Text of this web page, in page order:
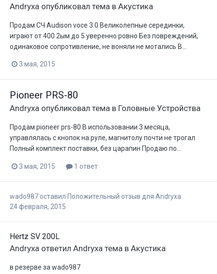
Andryxa опубликовал тема в Акустика
Продам СЧ Audison voce 3.0 Великолепные серединки,
играют от 400 2ым до 5 уверенно ровно Без повреждений,
одинаковое сопротивление, не воняли не мотались В...
3 мая, 2015
Pioneer PRS-80
Andryxa опубликовал тема в Головные Устройства
Продам pioneer prs-80 В использовании 3 месяца,
управлялась с кнопок на руле, магнитолу почти не трогал
Полный комплект поставки, без царапин Продаю по...
3 мая, 2015 1 ответ
wado987 оставил Положительный отзыв для Andryxa
24 февраля, 2015
Hertz SV 200L
Andryxa ответил Andryxa тема в Акустика
в резерве за wado987